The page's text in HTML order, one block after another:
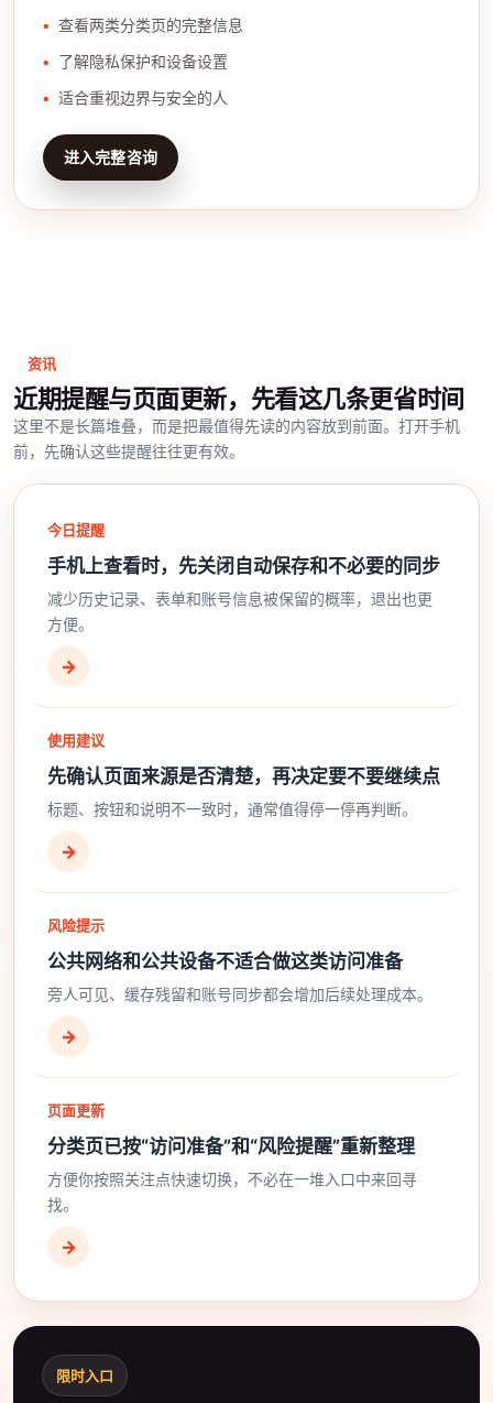
查看两类分类页的完整信息
了解隐私保护和设备设置
适合重视边界与安全的人
进入完整咨询
资讯
近期提醒与页面更新，先看这几条更省时间
这里不是长篇堆叠，而是把最值得先读的内容放到前面。打开手机
前，先确认这些提醒往往更有效。
今日提醒
手机上查看时，先关闭自动保存和不必要的同步
减少历史记录、表单和账号信息被保留的概率，退出也更
方便。
→
使用建议
先确认页面来源是否清楚，再决定要不要继续点
标题、按钮和说明不一致时，通常值得停一停再判断。
→
风险提示
公共网络和公共设备不适合做这类访问准备
旁人可见、缓存残留和账号同步都会增加后续处理成本。
→
页面更新
分类页已按“访问准备”和“风险提醒”重新整理
方便你按照关注点快速切换，不必在一堆入口中来回寻
找。
→
限时入口